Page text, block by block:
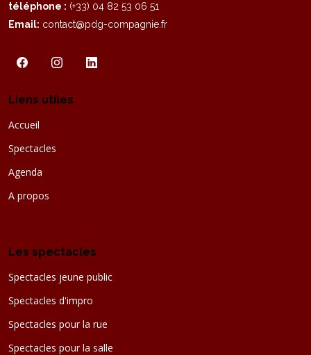
téléphone : (+33) 04 82 53 06 51
Email: contact@pdg-compagnie.fr
Liens utiles
Accueil
Spectacles
Agenda
A propos
Les spectacles
Spectacles jeune public
Spectacles d'impro
Spectacles pour la rue
Spectacles pour la salle